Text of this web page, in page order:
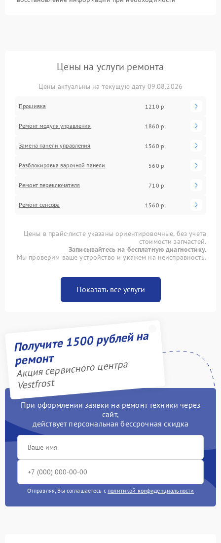
Цены на услуги ремонта
Цены актуальны на текущую дату 09.08.2026
Прошивка 1210 р
Ремонт модуля управления 1860 р
Замена панели управления 1560 р
Разблокировка варочной панели 560 р
Ремонт переключателя 710 р
Ремонт сенсора 1560 р
Цены в прайс-листе указаны ориентировочные, без учета
стоимости запчастей.
Записывайтесь на бесплатную диагностику.
Мы проверим ваше устройство и укажем на неисправность.
Показать все услуги
Получите 1500 рублей на
ремонт
Акция сервисного центра
Vestfrost
При оформлении заявки на ремонт техники через
сайт,
действует персональная бессрочная скидка
Отправляя, Вы соглашаетесь с политикой конфиденциальности